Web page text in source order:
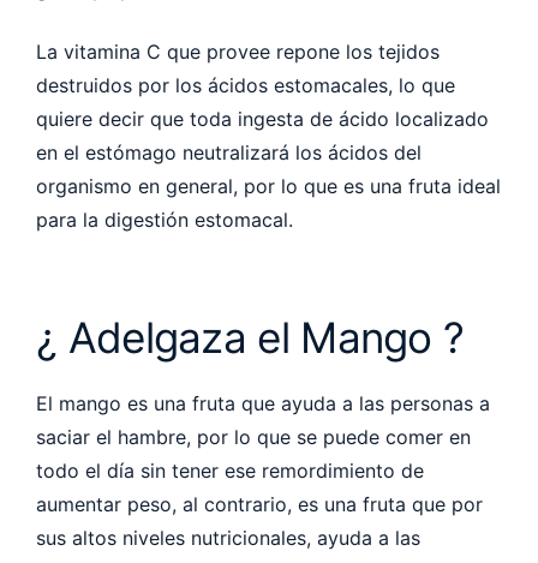
La vitamina C que provee repone los tejidos
destruidos por los ácidos estomacales, lo que
quiere decir que toda ingesta de ácido localizado
en el estómago neutralizará los ácidos del
organismo en general, por lo que es una fruta ideal
para la digestión estomacal.
¿ Adelgaza el Mango ?
El mango es una fruta que ayuda a las personas a
saciar el hambre, por lo que se puede comer en
todo el día sin tener ese remordimiento de
aumentar peso, al contrario, es una fruta que por
sus altos niveles nutricionales, ayuda a las